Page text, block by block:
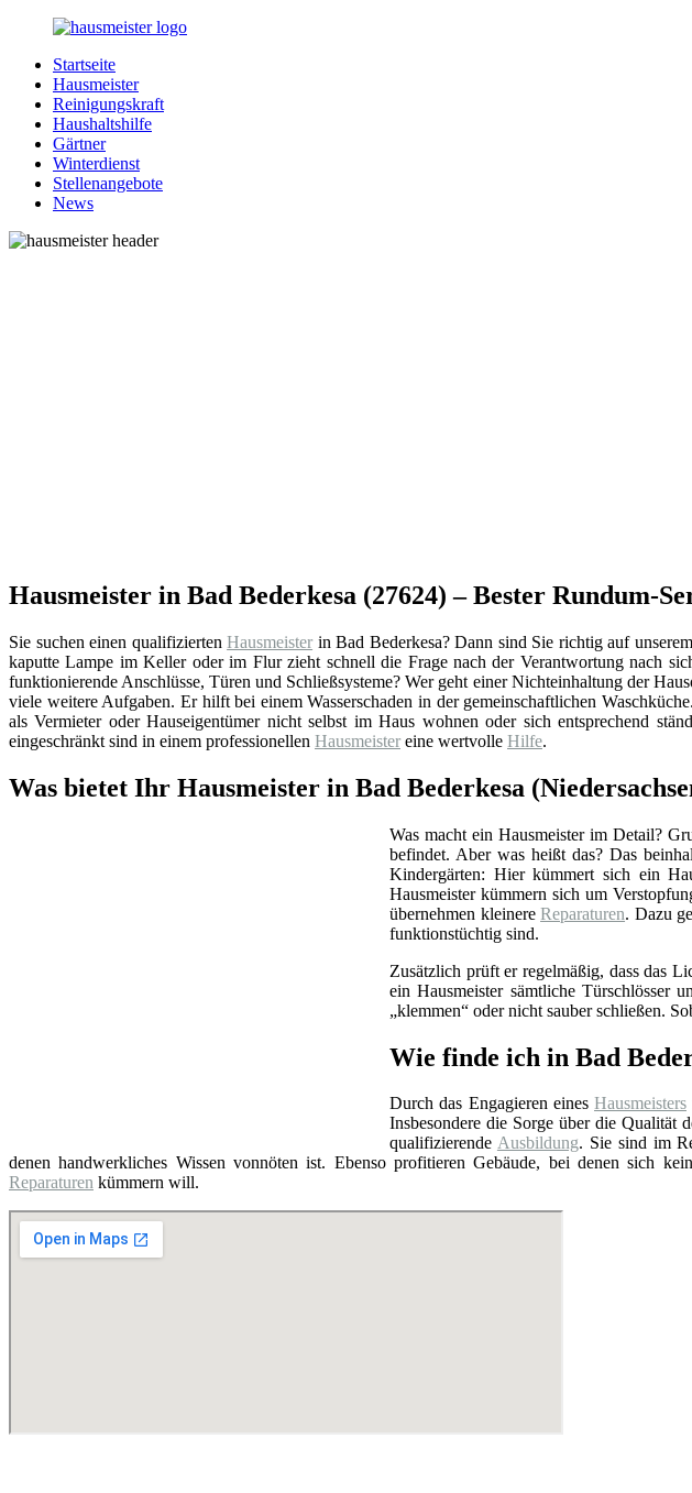
Zurück
Inhalt
Hausmeister.de
Alles
rund
Ihren
Haushalt
Startseite
Hausmeister
Reinigungskraft
Haushaltshilfe
Gärtner
Winterdienst
Stellenangebote
News
Hausmeister in Bad Bederkesa (27624) – Bester Rundum-
Sie suchen einen qualifiziertenHausmeister in Bad Bederkesa? Dann sind Sie richtig auf
kaputte Lampe im Keller oder im Flur zieht schnell die Frage nach der Verantwortung nach
funktionierende Anschlüsse, Türen und Schließsysteme? Wer geht einer Nichteinhaltung der
viele weitere Aufgaben. Er hilft bei einem Wasserschaden in der gemeinschaftlichen
als Vermieter oder Hauseigentümer nicht selbst im Haus wohnen oder sich entsprechend
eingeschränkt sind in einem professionellen Hausmeister eine wertvolle Hilfe.
Was bietet Ihr Hausmeister in Bad Bederkesa
Was macht ein Hausmeister im Detail?
befindet. Aber was heißt das? Das
Kindergärten: Hier kümmert sich ein
Hausmeister kümmern sich um
übernehmen kleinereReparaturen. Dazu
funktionstüchtig sind.
Zusätzlich prüft er regelmäßig, dass das
ein Hausmeister sämtliche Türschlösser
„klemmen“ oder nicht sauber schließen.
Wie finde ich in Bad
Durch das Engagieren eines Hausmeisters
Insbesondere die Sorge über die Qualität
qualifizierende Ausbildung. Sie sind im
denen handwerkliches Wissen vonnöten ist. Ebenso profitieren Gebäude, bei denen sich
Reparaturen kümmern will.